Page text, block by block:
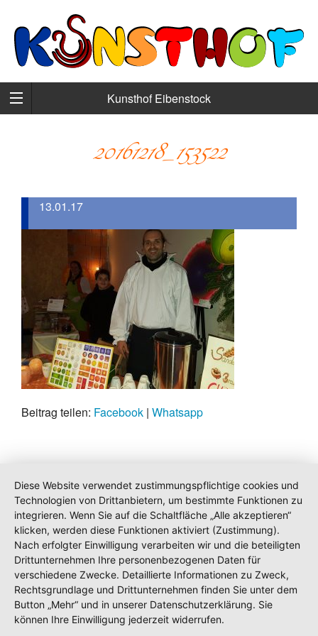
Kunsthof Eibenstock
20161218_153522
13.01.17
Beitrag teilen: Facebook | Whatsapp
Diese Website verwendet zustimmungspflichtige cookies und
Technologien von Drittanbietern, um bestimmte Funktionen zu
integrieren. Wenn Sie auf die Schaltfläche „Alle akzeptieren“
klicken, werden diese Funktionen aktiviert (Zustimmung).
Nach erfolgter Einwilligung verarbeiten wir und die beteiligten
Drittunternehmen Ihre personenbezogenen Daten für
verschiedene Zwecke. Detaillierte Informationen zu Zweck,
Rechtsgrundlage und Drittunternehmen finden Sie unter dem
Button „Mehr“ und in unserer Datenschutzerklärung. Sie
können Ihre Einwilligung jederzeit widerrufen.